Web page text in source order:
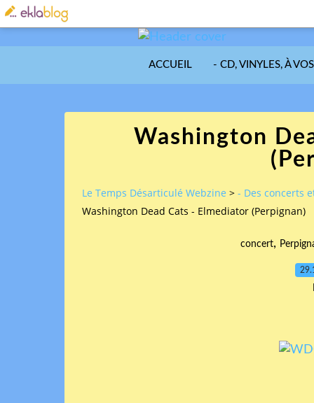
ACCUEIL - CD, VINYLES, À
Washington
Le Temps Désarticulé Webzine > - Des concerts
Washington Dead Cats - Elmediator (Perpignan)
concert,